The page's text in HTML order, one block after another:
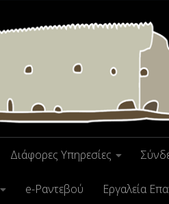
Διάφορες Υπηρεσίες
e-Ραντεβού Εργαλεία